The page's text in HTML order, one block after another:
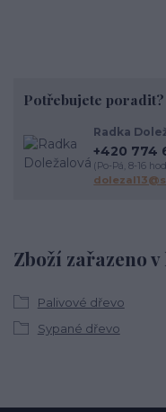
Zboží zařazeno
Palivové dřevo
Sypané dřevo
Potřebujete poradit?
Radka
+420 774
(Po-Pá, 8-16